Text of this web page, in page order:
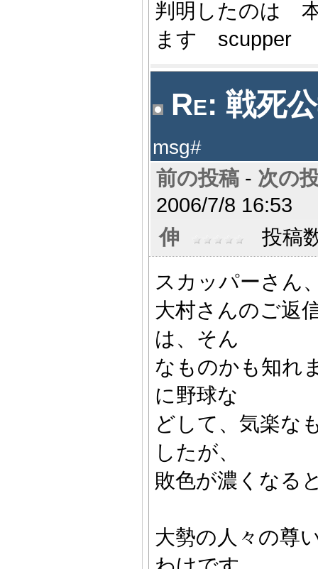
判明したのは
ます scupper
Re: 戦死
msg#
前の投稿 - 次の
2006/7/8 16:53
伸
投稿
スカッパーさん
大村さんのご返
は、そん
なものかも知れ
に野球な
どして、気楽な
したが、
敗色が濃くなる
大勢の人々の尊